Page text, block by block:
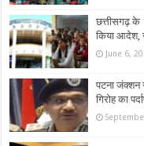
छत्तीसगढ़ के
किया आदेश,
June 6,
पटना जंक्शन
गिरोह का